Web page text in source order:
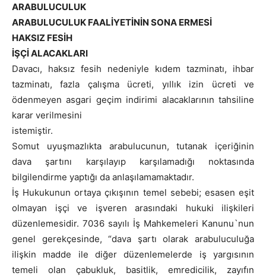
ARABULUCULUK
ARABULUCULUK FAALİYETİNİN SONA ERMESİ
HAKSIZ FESİH
İŞÇİ ALACAKLARI
Davacı, haksız fesih nedeniyle kıdem tazminatı, ihbar
tazminatı, fazla çalışma ücreti, yıllık izin ücreti ve
ödenmeyen asgari geçim indirimi alacaklarının tahsiline
karar verilmesini
istemiştir.
Somut uyuşmazlıkta arabulucunun, tutanak içeriğinin
dava şartını karşılayıp karşılamadığı noktasında
bilgilendirme yaptığı da anlaşılamamaktadır.
İş Hukukunun ortaya çıkışının temel sebebi; esasen eşit
olmayan işçi ve işveren arasındaki hukuki ilişkileri
düzenlemesidir. 7036 sayılı İş Mahkemeleri Kanunu`nun
genel gerekçesinde, “dava şartı olarak arabuluculuğa
ilişkin madde ile diğer düzenlemelerde iş yargısının
temeli olan çabukluk, basitlik, emredicilik, zayıfın